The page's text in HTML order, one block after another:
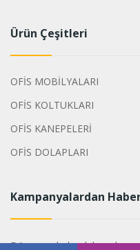
Ürün Çeşitleri
OFİS MOBİLYALARI
OFİS KOLTUKLARI
OFİS KANEPELERİ
OFİS DOLAPLARI
Kampanyalardan
Dönemsel olarak